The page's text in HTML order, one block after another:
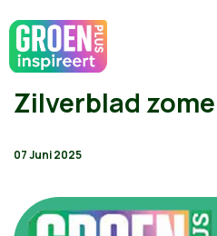
Zilverblad
07 Juni 2025